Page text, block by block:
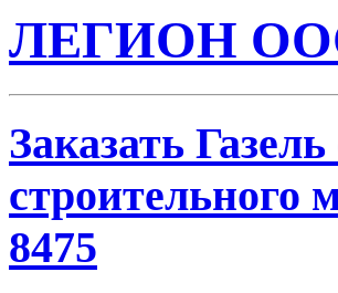
ЛЕГИОН
Заказать
строительного
8475